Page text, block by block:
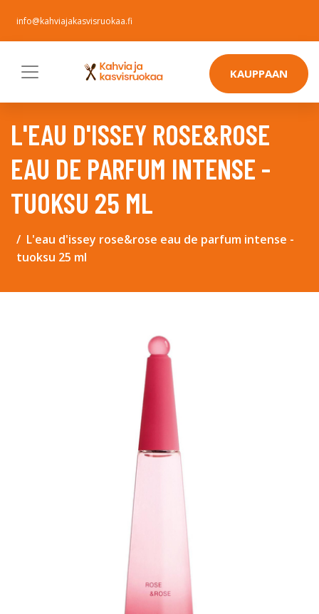
info@kahviajakasvisruokaa.fi
KAUPPAAN
L'EAU D'ISSEY ROSE&ROSE
EAU DE PARFUM INTENSE -
TUOKSU 25 ML
L'eau d'issey rose&rose eau de parfum intense -
tuoksu 25 ml